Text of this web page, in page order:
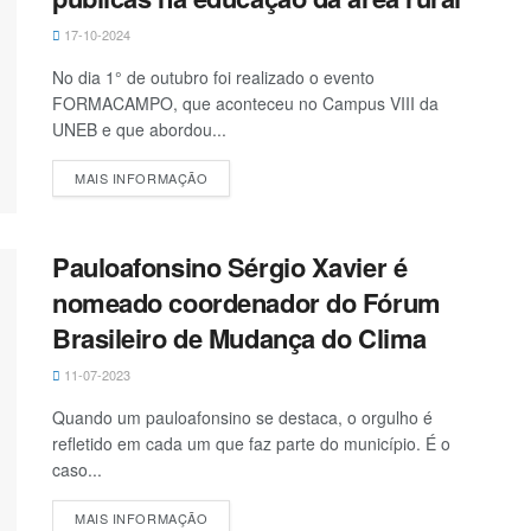
17-10-2024
No dia 1° de outubro foi realizado o evento
FORMACAMPO, que aconteceu no Campus VIII da
UNEB e que abordou...
MAIS INFORMAÇÃO
Pauloafonsino Sérgio Xavier é
nomeado coordenador do Fórum
Brasileiro de Mudança do Clima
11-07-2023
Quando um pauloafonsino se destaca, o orgulho é
refletido em cada um que faz parte do município. É o
caso...
MAIS INFORMAÇÃO